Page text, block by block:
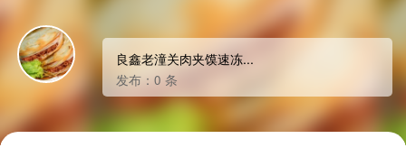
良鑫老潼关肉夹馍速冻...
发布：0 条